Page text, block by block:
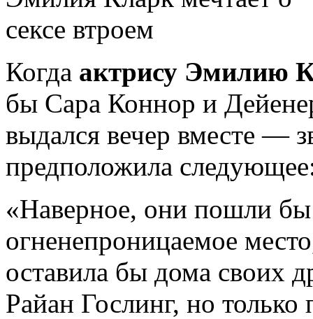
Когда актрису Эмилию
бы Сара Коннор и
выдался вечер вместе —
предположила
«Наверное, они пошли бы
огненепроницаемое
оставила бы дома своих
Райан Гослинг, но